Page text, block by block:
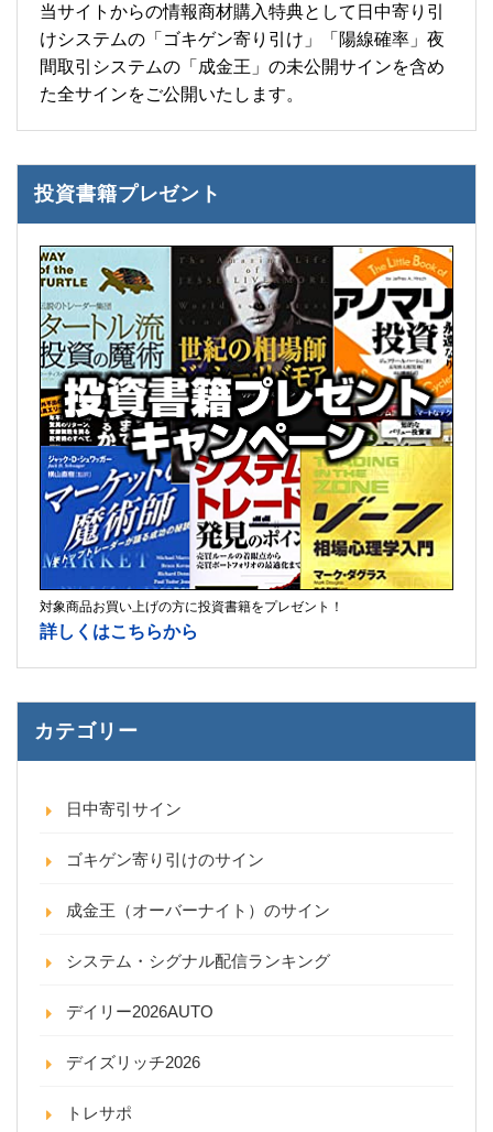
当サイトからの情報商材購入特典として日中寄り引
けシステムの「ゴキゲン寄り引け」「陽線確率」夜
間取引システムの「成金王」の未公開サインを含め
た全サインをご公開いたします。
投資書籍プレゼント
対象商品お買い上げの方に投資書籍をプレゼント！
詳しくはこちらから
カテゴリー
日中寄引サイン
ゴキゲン寄り引けのサイン
成金王（オーバーナイト）のサイン
システム・シグナル配信ランキング
デイリー2026AUTO
デイズリッチ2026
トレサポ